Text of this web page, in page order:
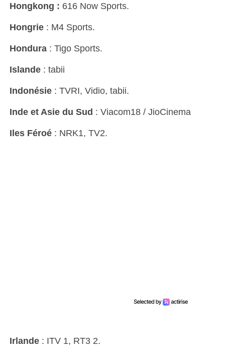
Hongkong : 616 Now Sports.
Hongrie : M4 Sports.
Hondura : Tigo Sports.
Islande : tabii
Indonésie : TVRI, Vidio, tabii.
Inde et Asie du Sud : Viacom18 / JioCinema
Iles Féroé : NRK1, TV2.
Irlande : ITV 1, RT3 2.